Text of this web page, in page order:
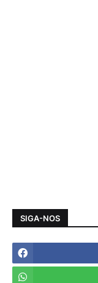
SIGA-NOS